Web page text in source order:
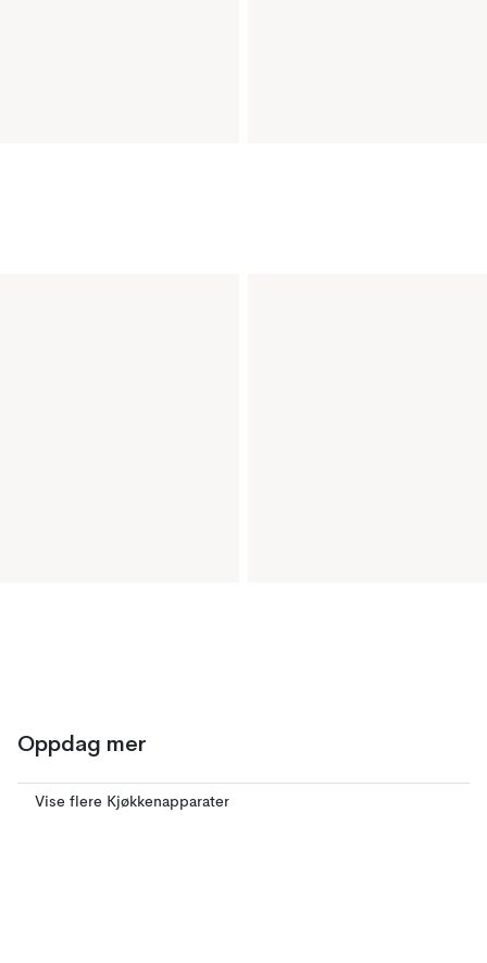
Oppdag mer
Vise flere Kjøkkenapparater